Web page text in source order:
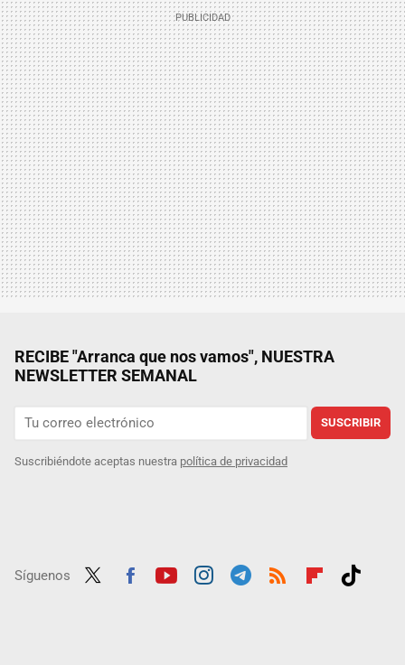
RECIBE "Arranca que nos vamos", NUESTRA
NEWSLETTER SEMANAL
SUSCRIBIR
Suscribiéndote aceptas nuestra política de privacidad
Síguenos